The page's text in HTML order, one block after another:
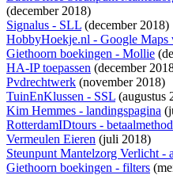
(december 2018)
Signalus - SLL (december 2018)
HobbyHoekje.nl - Google Maps
Giethoorn boekingen - Mollie
HA-IP toepassen (december
Pvdrechtwerk (november 2018)
TuinEnKlussen - SSL (augustus
Kim Hemmes - landingspagina
RotterdamIDtours -
Vermeulen Eieren (juli 2018)
Steunpunt Mantelzorg Verlicht -
Giethoorn boekingen - filters